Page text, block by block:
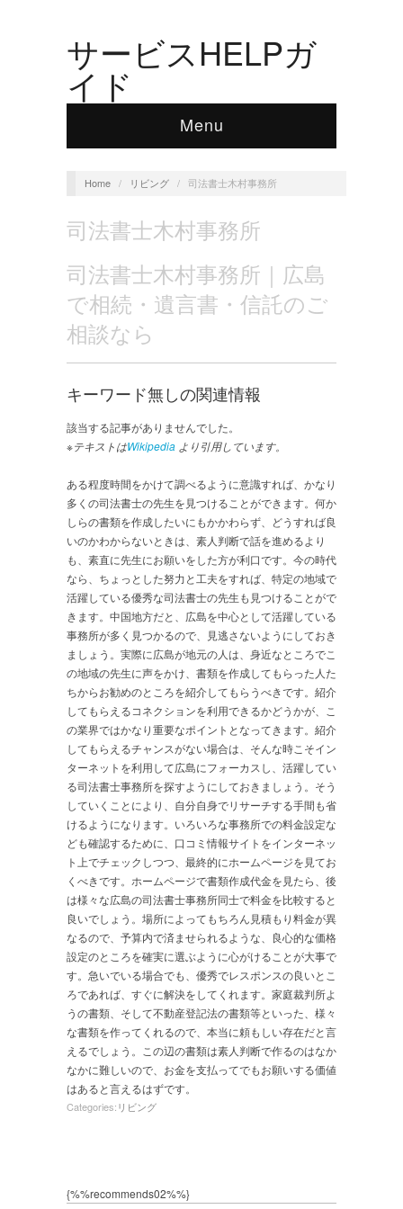
サービスHELPガ
イド
Menu
Home / リビング / 司法書士木村事務所
司法書士木村事務所
司法書士木村事務所｜広島
で相続・遺言書・信託のご
相談なら
キーワード無しの関連情報
該当する記事がありませんでした。
※テキストはWikipedia より引用しています。
ある程度時間をかけて調べるように意識すれば、かなり
多くの司法書士の先生を見つけることができます。何か
しらの書類を作成したいにもかかわらず、どうすれば良
いのかわからないときは、素人判断で話を進めるより
も、素直に先生にお願いをした方が利口です。今の時代
なら、ちょっとした努力と工夫をすれば、特定の地域で
活躍している優秀な司法書士の先生も見つけることがで
きます。中国地方だと、広島を中心として活躍している
事務所が多く見つかるので、見逃さないようにしておき
ましょう。実際に広島が地元の人は、身近なところでこ
の地域の先生に声をかけ、書類を作成してもらった人た
ちからお勧めのところを紹介してもらうべきです。紹介
してもらえるコネクションを利用できるかどうかが、こ
の業界ではかなり重要なポイントとなってきます。紹介
してもらえるチャンスがない場合は、そんな時こそイン
ターネットを利用して広島にフォーカスし、活躍してい
る司法書士事務所を探すようにしておきましょう。そう
していくことにより、自分自身でリサーチする手間も省
けるようになります。いろいろな事務所での料金設定な
ども確認するために、口コミ情報サイトをインターネッ
ト上でチェックしつつ、最終的にホームページを見てお
くべきです。ホームページで書類作成代金を見たら、後
は様々な広島の司法書士事務所同士で料金を比較すると
良いでしょう。場所によってもちろん見積もり料金が異
なるので、予算内で済ませられるような、良心的な価格
設定のところを確実に選ぶように心がけることが大事で
す。急いでいる場合でも、優秀でレスポンスの良いとこ
ろであれば、すぐに解決をしてくれます。家庭裁判所よ
うの書類、そして不動産登記法の書類等といった、様々
な書類を作ってくれるので、本当に頼もしい存在だと言
えるでしょう。この辺の書類は素人判断で作るのはなか
なかに難しいので、お金を支払ってでもお願いする価値
はあると言えるはずです。
Categories:リビング
{%%recommends02%%}